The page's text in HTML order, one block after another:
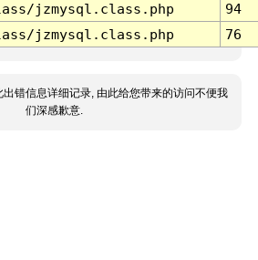
jzmysql.class.php
94
jzmysql.class.php 76
出错信息详细记录, 由此给您带来的访问不便我
们深感歉意.